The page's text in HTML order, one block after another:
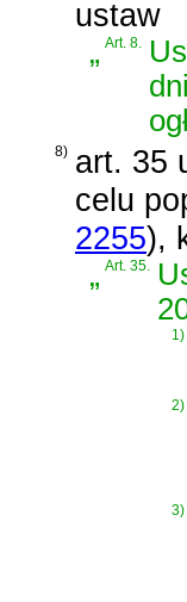
ustaw
„Art. 8.
8) art. 35
celu
2255),
„Art. 35.
1)
2)
3)